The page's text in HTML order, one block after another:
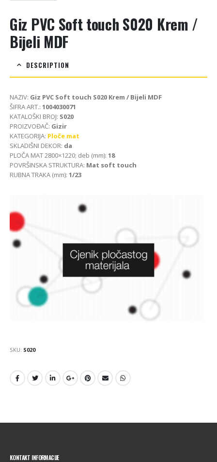
Giz PVC Soft touch S020 Krem /
Bijeli MDF
DESCRIPTION
NAZIV: Giz PVC Soft touch S020 Krem / Bijeli MDF
ŠIFRA ART.: 1004030071
KATALOŠKI BROJ: S020
PROIZVOĐAČ: Gizir
KATEGORIJA: Ploče mat
SKLADIŠNI DEKOR: da
PLOČA MAT 2800×1220; deb (mm): 18
POVRŠINSKA STRUKTURA: Mat soft touch
RUBNA TRAKA (mm): 1/23
SKU: S020
KONTAKT INFORMACIJE